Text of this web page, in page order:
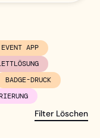
EVENT APP
BADGE-DRUCK
Filter Löschen